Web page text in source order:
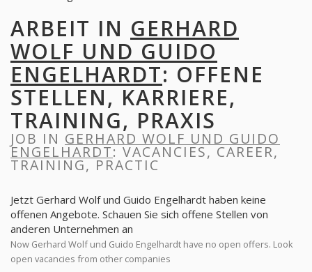
ARBEIT IN GERHARD
WOLF UND GUIDO
ENGELHARDT: OFFENE
STELLEN, KARRIERE,
TRAINING, PRAXIS
JOB IN GERHARD WOLF UND GUIDO
ENGELHARDT: VACANCIES, CAREER,
TRAINING, PRACTIC
Jetzt Gerhard Wolf und Guido Engelhardt haben keine
offenen Angebote. Schauen Sie sich offene Stellen von
anderen Unternehmen an
Now Gerhard Wolf und Guido Engelhardt have no open offers. Look
open vacancies from other companies